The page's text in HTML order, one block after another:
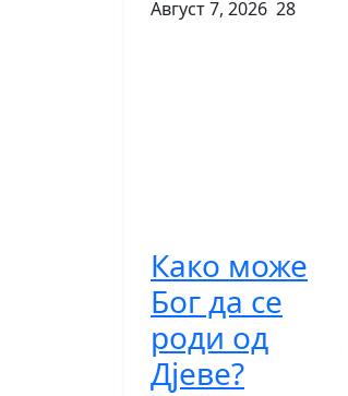
Август 7, 2026 28
Како може
Бог да се
роди од
Дјеве?